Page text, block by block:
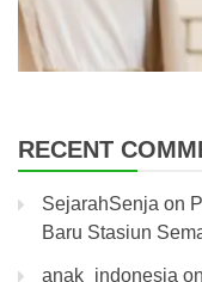
RECENT
SejarahSenja on
Baru Stasiun
anak_indonesia on